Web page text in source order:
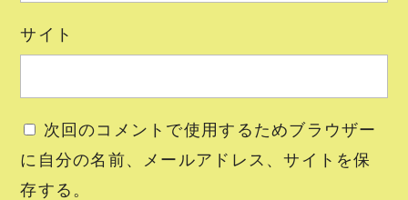
サイト
次回のコメントで使用するためブラウザー
に自分の名前、メールアドレス、サイトを保
存する。